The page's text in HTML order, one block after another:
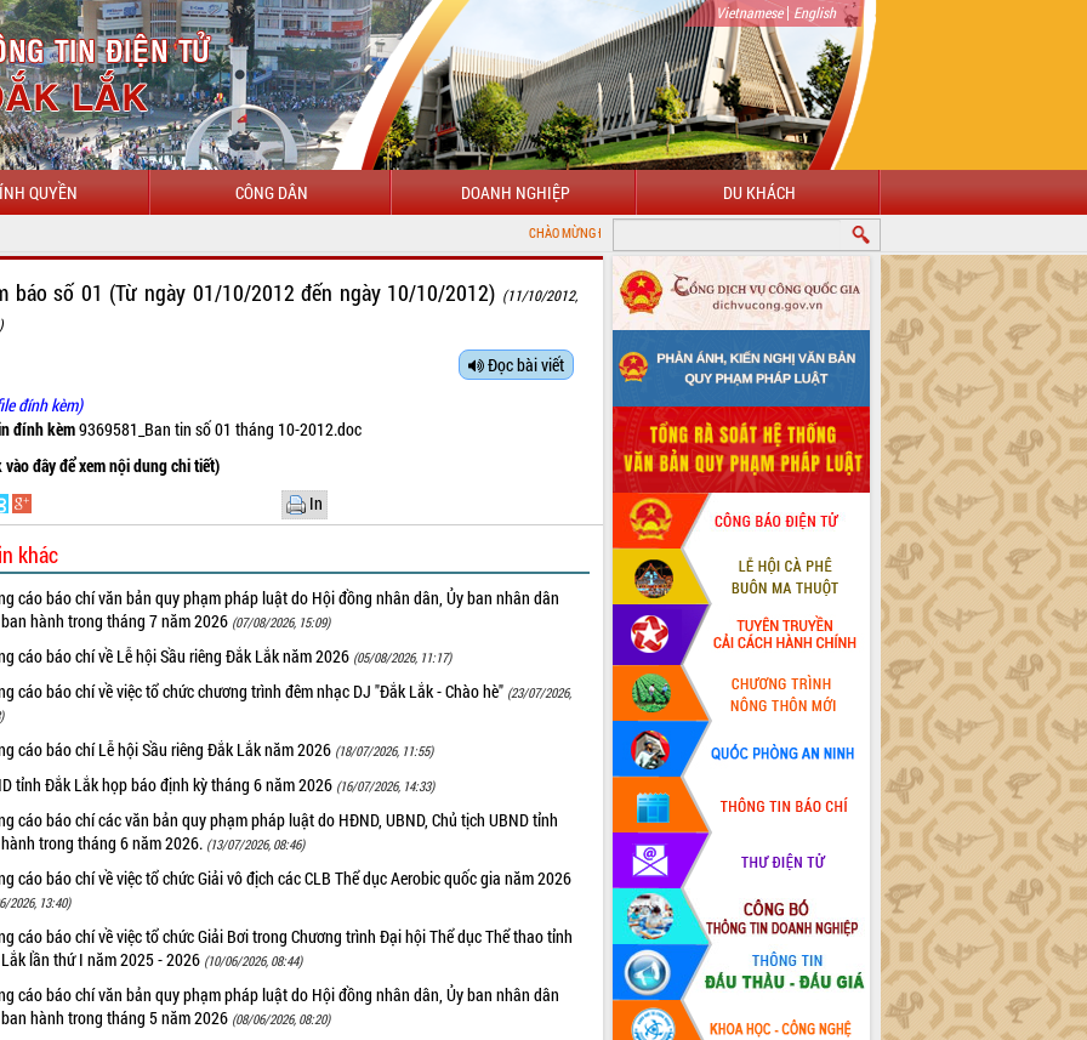
Vietnamese| English
QUYỀN CÔNG DÂN DOANH NGHIỆP DU KHÁCH
CHÀO MỪNG ĐẾN VỚI CỔNG THÔNG TIN ĐIỆN TỬ TỈNH ĐẮK LẮK
báo số 01 (Từ ngày 01/10/2012 đến ngày 10/10/2012) (11/10/2012,
Đọc bài viết
đính kèm)
đính kèm9369581_Ban tin số 01 tháng 10-2012.doc
vào đây để xem nội dung chi tiết)
In
khác
cáo báo chí văn bản quy phạm pháp luật do Hội đồng nhân dân, Ủy ban nhân dân
hành trong tháng 7 năm 2026 (07/08/2026, 15:09)
cáo báo chí về Lễ hội Sầu riêng Đắk Lắk năm 2026 (05/08/2026, 11:17)
cáo báo chí về việc tổ chức chương trình đêm nhạc DJ "Đắk Lắk - Chào hè" (23/07/2026,
cáo báo chí Lễ hội Sầu riêng Đắk Lắk năm 2026 (18/07/2026, 11:55)
tỉnh Đắk Lắk họp báo định kỳ tháng 6 năm 2026 (16/07/2026, 14:33)
cáo báo chí các văn bản quy phạm pháp luật do HĐND, UBND, Chủ tịch UBND tỉnh
trong tháng 6 năm 2026. (13/07/2026, 08:46)
cáo báo chí về việc tổ chức Giải vô địch các CLB Thể dục Aerobic quốc gia năm 2026
2026, 13:40)
cáo báo chí về việc tổ chức Giải Bơi trong Chương trình Đại hội Thể dục Thể thao tỉnh
lần thứ I năm 2025 - 2026 (10/06/2026, 08:44)
cáo báo chí văn bản quy phạm pháp luật do Hội đồng nhân dân, Ủy ban nhân dân
hành trong tháng 5 năm 2026 (08/06/2026, 08:20)